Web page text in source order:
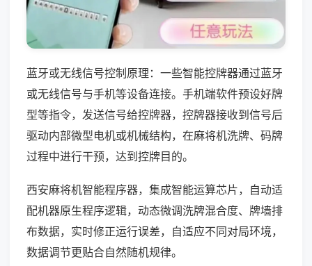
蓝牙或无线信号控制原理：一些智能控牌器通过蓝牙
或无线信号与手机等设备连接。手机端软件预设好牌
型等指令，发送信号给控牌器，控牌器接收到信号后
驱动内部微型电机或机械结构，在麻将机洗牌、码牌
过程中进行干预，达到控牌目的。
西安麻将机智能程序器，集成智能运算芯片，自动适
配机器原生程序逻辑，动态微调洗牌混合度、牌墙排
布数据，实时修正运行误差，自适应不同对局环境，
数据调节更贴合自然随机规律。